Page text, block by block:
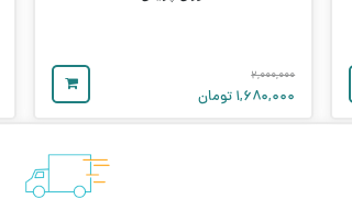
۲,۰۰۰,۰۰۰
۱,۶۸۰,۰۰۰ تومان